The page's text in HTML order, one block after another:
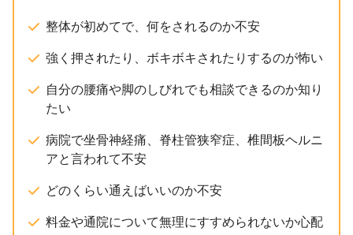
整体が初めてで、何をされるのか不安
強く押されたり、ボキボキされたりするのが怖い
自分の腰痛や脚のしびれでも相談できるのか知り
たい
病院で坐骨神経痛、脊柱管狭窄症、椎間板ヘルニ
アと言われて不安
どのくらい通えばいいのか不安
料金や通院について無理にすすめられないか心配